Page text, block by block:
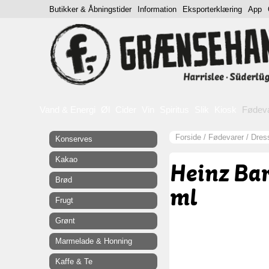
Forside / Fødevarer /
Heinz
ml
Konserves
Kakao
Brød
Frugt
Grønt
Marmelade & Honning
Kaffe & Te
Butikker & Åbningstider Information Eksporterklæring App